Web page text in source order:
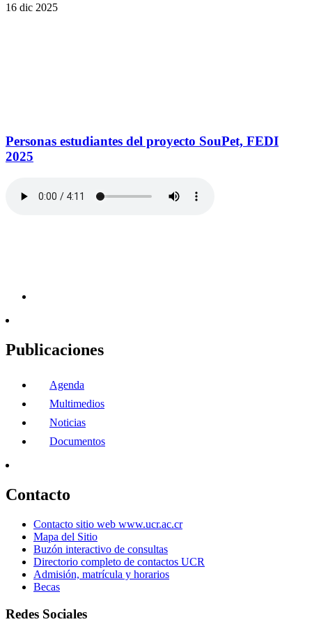
16 dic 2025
Personas estudiantes del proyecto SouPet, FEDI
2025
Publicaciones
Agenda
Multimedios
Noticias
Documentos
Contacto
Contacto sitio web www.ucr.ac.cr
Mapa del Sitio
Buzón interactivo de consultas
Directorio completo de contactos UCR
Admisión, matrícula y horarios
Becas
Redes Sociales